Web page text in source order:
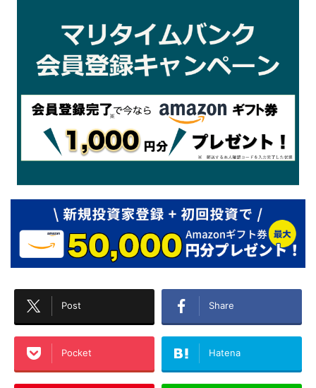
Post Share
Pocket Hatena